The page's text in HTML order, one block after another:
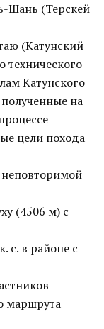
Шань (Терскей
(Катунский
Катунского
на
цели похода
(4506 м) с
с. в районе с
маршрута